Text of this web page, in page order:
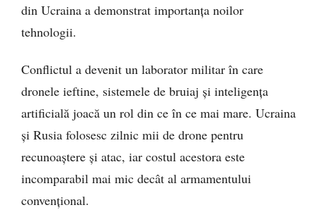
din Ucraina a demonstrat importanța noilor
tehnologii.
Conflictul a devenit un laborator militar în care
dronele ieftine, sistemele de bruiaj și inteligența
artificială joacă un rol din ce în ce mai mare. Ucraina
și Rusia folosesc zilnic mii de drone pentru
recunoaștere și atac, iar costul acestora este
incomparabil mai mic decât al armamentului
convențional.